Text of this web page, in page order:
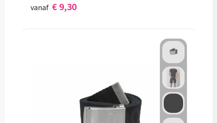
vanaf € 9,30